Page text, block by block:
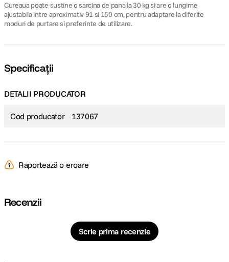
Cureaua poate sustine o sarcina de pana la 30 kg si are o lungime
ajustabila intre aproximativ 91 si 150 cm, pentru adaptare la diferite
moduri de purtare si preferinte de utilizare.
Specificații
DETALII PRODUCATOR
Cod producator 137067
Raportează o eroare
Recenzii
Scrie prima recenzie